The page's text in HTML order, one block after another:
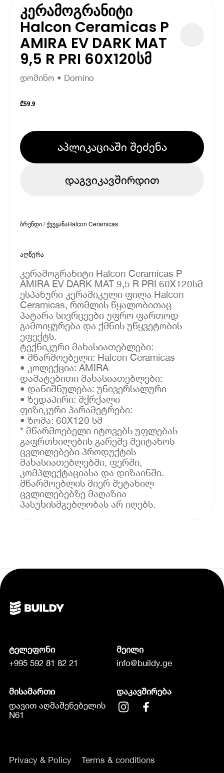
კერამოგრანიტი
Halcon Ceramicas P
AMIRA EV DARK MAT
9,5 R PRI 60X120სმ
დომინო • Domino
₾59.9
აპლიკაციაში შეძენა
დაგვიკავშირდით
ბრენდი / ქვეყანაHalcon Ceramicas
აღწერა
კერამოგრანიტი Halcon Ceramicas P
AMIRA EV DARK MAT 9,5 R PRI 60X120სმ
ესპანური კერამიკული ფილა Halcon
Ceramicas, რომლის წყალობითაც
პატარა სივრცეები უფრო ფართოდ
გამოიყურება და ქმნის უწყვეტობის
ეფექტს.
ტექნიკური მახასიათებლები:
• მწარმოებელი: Halcon Ceramicas
• კოლექცია: AMIRA
დამატებითი მახასიათებლები:
• დანიშნულება: უნივერსალური
• ზედაპირი: მქრქალი
ფიზიკური პარამეტრები:
• ზომა: 60X120 სმ
* მწარმოებელი იტოვებს უფლებას
გაფრთხილების გარეშე შეიტანოს
ცვლილებები პროდუქტის
მახასიათებლებში, ფერში,
კომპლექტაციასა და დიზაინში.
მწარმოებლის მიერ შეტანილ
ცვლილებებზე მაღაზია
პასუხისმგებლობას არ იღებს.
ტელეფონი
+995 592 81 82 21
მეილი
info@buildy.ge
მისამართი
დავით აღმაშენებელის
N61
დაკავშირება
Privacy & Policy Terms & conditions